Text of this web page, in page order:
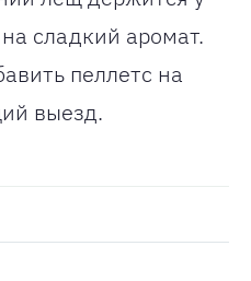
сладкий аромат.
пеллетс на
выезд.